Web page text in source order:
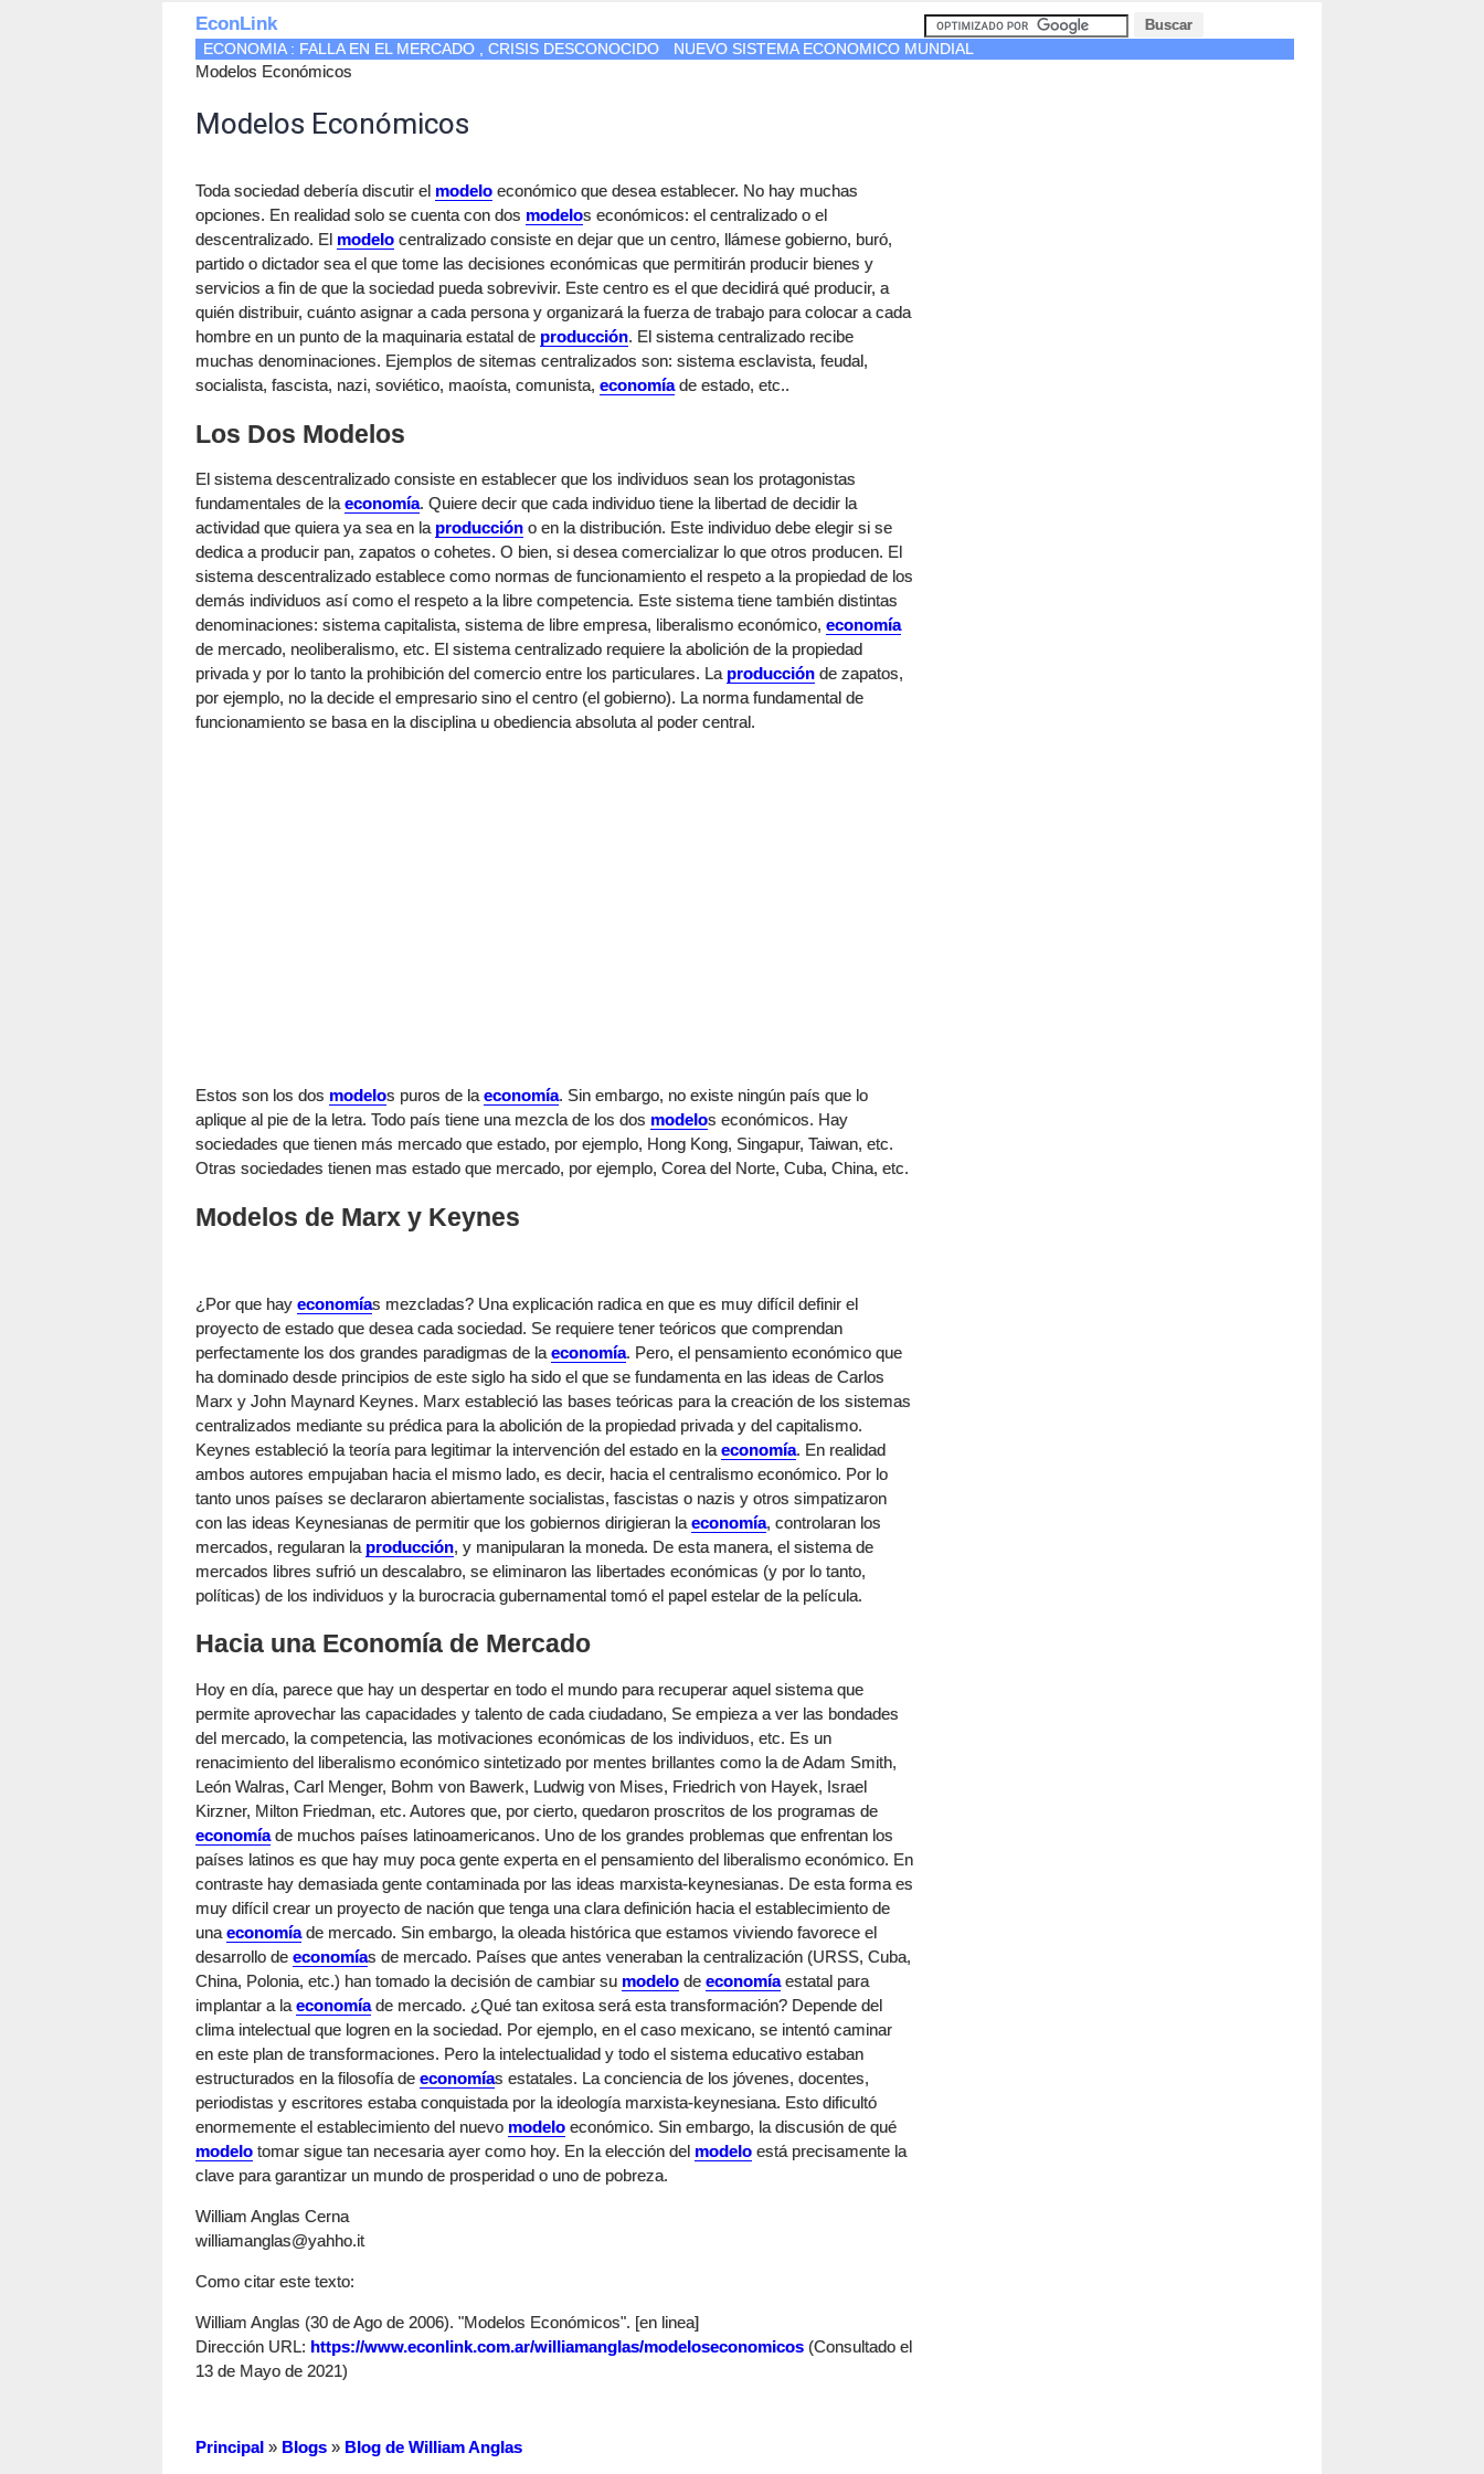
EconLink
ECONOMIA : FALLA EN EL MERCADO , CRISIS DESCONOCIDO NUEVO SISTEMA ECONOMICO MUNDIAL
Modelos Económicos
Modelos Económicos
Toda sociedad debería discutir el modelo económico que desea establecer. No hay muchas
opciones. En realidad solo se cuenta con dos modelos económicos: el centralizado o el
descentralizado. El modelo centralizado consiste en dejar que un centro, llámese gobierno, buró,
partido o dictador sea el que tome las decisiones económicas que permitirán producir bienes y
servicios a fin de que la sociedad pueda sobrevivir. Este centro es el que decidirá qué producir, a
quién distribuir, cuánto asignar a cada persona y organizará la fuerza de trabajo para colocar a cada
hombre en un punto de la maquinaria estatal de producción. El sistema centralizado recibe
muchas denominaciones. Ejemplos de sitemas centralizados son: sistema esclavista, feudal,
socialista, fascista, nazi, soviético, maoísta, comunista, economíade estado, etc..
Los Dos Modelos
El sistema descentralizado consiste en establecer que los individuos sean los protagonistas
fundamentales de la economía. Quiere decir que cada individuo tiene la libertad de decidir la
actividad que quiera ya sea en la producción o en la distribución. Este individuo debe elegir si se
dedica a producir pan, zapatos o cohetes. O bien, si desea comercializar lo que otros producen. El
sistema descentralizado establece como normas de funcionamiento el respeto a la propiedad de los
demás individuos así como el respeto a la libre competencia. Este sistema tiene también distintas
denominaciones: sistema capitalista, sistema de libre empresa, liberalismo económico, economía
de mercado, neoliberalismo, etc. El sistema centralizado requiere la abolición de la propiedad
privada y por lo tanto la prohibición del comercio entre los particulares. La producción de zapatos,
por ejemplo, no la decide el empresario sino el centro (el gobierno). La norma fundamental de
funcionamiento se basa en la disciplina u obediencia absoluta al poder central.
Estos son los dos modelos puros de la economía. Sin embargo, no existe ningún país que lo
aplique al pie de la letra. Todo país tiene una mezcla de los dos modelos económicos. Hay
sociedades que tienen más mercado que estado, por ejemplo, Hong Kong, Singapur, Taiwan, etc.
Otras sociedades tienen mas estado que mercado, por ejemplo, Corea del Norte, Cuba, China, etc.
Modelos de Marx y Keynes
¿Por que hay economías mezcladas? Una explicación radica en que es muy difícil definir el
proyecto de estado que desea cada sociedad. Se requiere tener teóricos que comprendan
perfectamente los dos grandes paradigmas de la economía. Pero, el pensamiento económico que
ha dominado desde principios de este siglo ha sido el que se fundamenta en las ideas de Carlos
Marx y John Maynard Keynes. Marx estableció las bases teóricas para la creación de los sistemas
centralizados mediante su prédica para la abolición de la propiedad privada y del capitalismo.
Keynes estableció la teoría para legitimar la intervención del estado en la economía. En realidad
ambos autores empujaban hacia el mismo lado, es decir, hacia el centralismo económico. Por lo
tanto unos países se declararon abiertamente socialistas, fascistas o nazis y otros simpatizaron
con las ideas Keynesianas de permitir que los gobiernos dirigieran la economía, controlaran los
mercados, regularan la producción, y manipularan la moneda. De esta manera, el sistema de
mercados libres sufrió un descalabro, se eliminaron las libertades económicas (y por lo tanto,
políticas) de los individuos y la burocracia gubernamental tomó el papel estelar de la película.
Hacia una Economía de Mercado
Hoy en día, parece que hay un despertar en todo el mundo para recuperar aquel sistema que
permite aprovechar las capacidades y talento de cada ciudadano, Se empieza a ver las bondades
del mercado, la competencia, las motivaciones económicas de los individuos, etc. Es un
renacimiento del liberalismo económico sintetizado por mentes brillantes como la de Adam Smith,
León Walras, Carl Menger, Bohm von Bawerk, Ludwig von Mises, Friedrich von Hayek, Israel
Kirzner, Milton Friedman, etc. Autores que, por cierto, quedaron proscritos de los programas de
economíade muchos países latinoamericanos. Uno de los grandes problemas que enfrentan los
países latinos es que hay muy poca gente experta en el pensamiento del liberalismo económico. En
contraste hay demasiada gente contaminada por las ideas marxista-keynesianas. De esta forma es
muy difícil crear un proyecto de nación que tenga una clara definición hacia el establecimiento de
una economíade mercado. Sin embargo, la oleada histórica que estamos viviendo favorece el
desarrollo de economías de mercado. Países que antes veneraban la centralización (URSS, Cuba,
China, Polonia, etc.) han tomado la decisión de cambiar su modelo de economíaestatal para
implantar a la economíade mercado. ¿Qué tan exitosa será esta transformación? Depende del
clima intelectual que logren en la sociedad. Por ejemplo, en el caso mexicano, se intentó caminar
en este plan de transformaciones. Pero la intelectualidad y todo el sistema educativo estaban
estructurados en la filosofía de economías estatales. La conciencia de los jóvenes, docentes,
periodistas y escritores estaba conquistada por la ideología marxista-keynesiana. Esto dificultó
enormemente el establecimiento del nuevo modelo económico. Sin embargo, la discusión de qué
modelo tomar sigue tan necesaria ayer como hoy. En la elección del modelo está precisamente la
clave para garantizar un mundo de prosperidad o uno de pobreza.
William Anglas Cerna
williamanglas@yahho.it
Como citar este texto:
William Anglas (30 de Ago de 2006). "Modelos Económicos". [en linea]
Dirección URL: https://www.econlink.com.ar/williamanglas/modeloseconomicos (Consultado el
13 de Mayo de 2021)
Principal » Blogs » Blog de William Anglas